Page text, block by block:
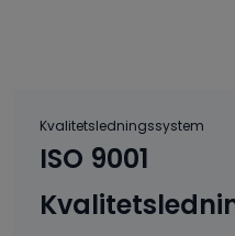
Kvalitetsledningssystem
ISO 9001